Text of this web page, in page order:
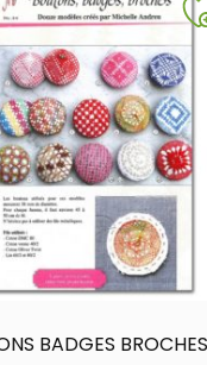
BADGES BROCHES